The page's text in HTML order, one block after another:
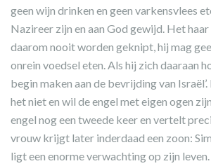
geen wijn drinken en geen varkensvlees
Nazireer zijn en aan God gewijd. Het
daarom nooit worden geknipt, hij mag
onrein voedsel eten. Als hij zich daaraan
begin maken aan de bevrijding van
het niet en wil de engel met eigen ogen
engel nog een tweede keer en vertelt
vrouw krijgt later inderdaad een zoon:
ligt een enorme verwachting op zijn leven.